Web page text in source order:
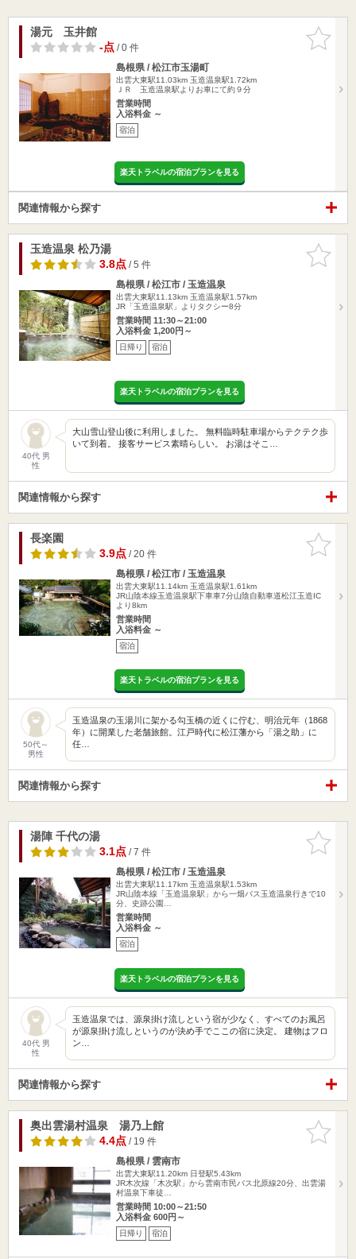
お気に入
りに追加
湯元 玉井館
-点/ 0 件
島根県 / 松江市玉湯町
出雲大東駅11.03km 玉造温泉駅1.72km
ＪＲ 玉造温泉駅よりお車にて約９分
営業時間
入浴料金 ～
宿泊
楽天トラベルの宿泊プランを見る
関連情報から探す
お気に入
りに追加
玉造温泉 松乃湯
3.8点/ 5 件
島根県 / 松江市 / 玉造温泉
出雲大東駅11.13km 玉造温泉駅1.57km
JR「玉造温泉駅」よりタクシー8分
営業時間 11:30～21:00
入浴料金 1,200円～
日帰り 宿泊
楽天トラベルの宿泊プランを見る
40代 男
性
大山雪山登山後に利用しました。 無料臨時駐車場からテクテク歩
いて到着。 接客サービス素晴らしい。 お湯はそこ…
関連情報から探す
お気に入
りに追加
長楽園
3.9点/ 20 件
島根県 / 松江市 / 玉造温泉
出雲大東駅11.14km 玉造温泉駅1.61km
JR山陰本線玉造温泉駅下車車7分山陰自動車道松江玉造IC
より8km
営業時間
入浴料金 ～
宿泊
楽天トラベルの宿泊プランを見る
50代～
男性
玉造温泉の玉湯川に架かる勾玉橋の近くに佇む、明治元年（1868
年）に開業した老舗旅館。江戸時代に松江藩から「湯之助」に
任…
関連情報から探す
お気に入
りに追加
湯陣 千代の湯
3.1点/ 7 件
島根県 / 松江市 / 玉造温泉
出雲大東駅11.17km 玉造温泉駅1.53km
JR山陰本線「玉造温泉駅」から一畑バス玉造温泉行きで10
分、史跡公園…
営業時間
入浴料金 ～
宿泊
楽天トラベルの宿泊プランを見る
40代 男
性
玉造温泉では、源泉掛け流しという宿が少なく、すべてのお風呂
が源泉掛け流しというのが決め手でここの宿に決定。 建物はフロ
ン…
関連情報から探す
お気に入
りに追加
奥出雲湯村温泉 湯乃上館
4.4点/ 19 件
島根県 / 雲南市
出雲大東駅11.20km 日登駅5.43km
JR木次線「木次駅」から雲南市民バス北原線20分、出雲湯
村温泉下車徒…
営業時間 10:00～21:50
入浴料金 600円～
日帰り 宿泊